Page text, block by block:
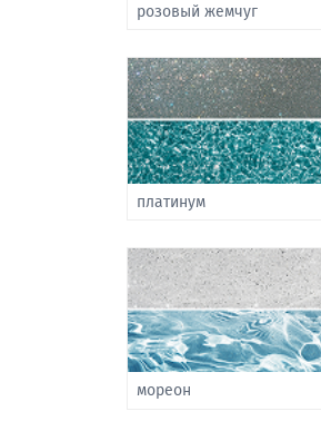
розовый жемчуг
платинум
мореон